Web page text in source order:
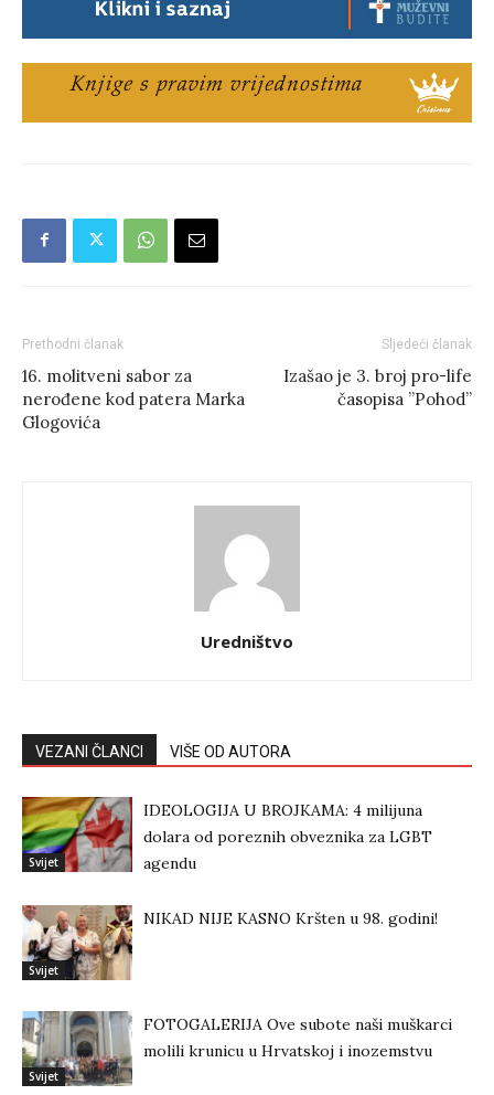
Prethodni članak
16. molitveni sabor za
nerođene kod patera Marka
Glogovića
Sljedeći članak
Izašao je 3. broj pro-life
časopisa ”Pohod”
Uredništvo
VEZANI ČLANCI VIŠE OD AUTORA
Svijet
IDEOLOGIJA U BROJKAMA: 4 milijuna
dolara od poreznih obveznika za LGBT
agendu
Svijet
NIKAD NIJE KASNO Kršten u 98. godini!
Svijet
FOTOGALERIJA Ove subote naši muškarci
molili krunicu u Hrvatskoj i inozemstvu